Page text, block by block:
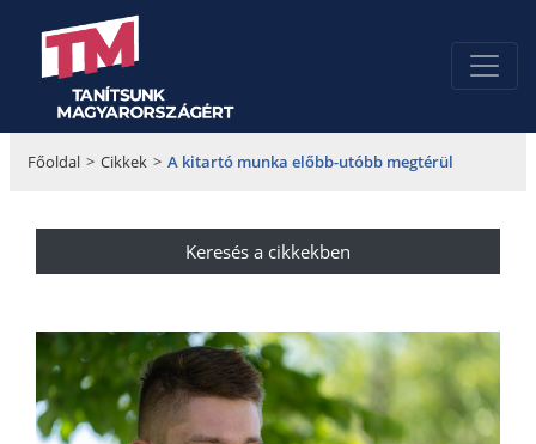
Főoldal > Cikkek > A kitartó munka előbb-utóbb megtérül
Keresés a cikkekben